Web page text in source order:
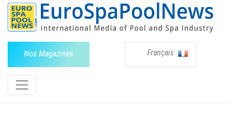
Nos Magazines Français